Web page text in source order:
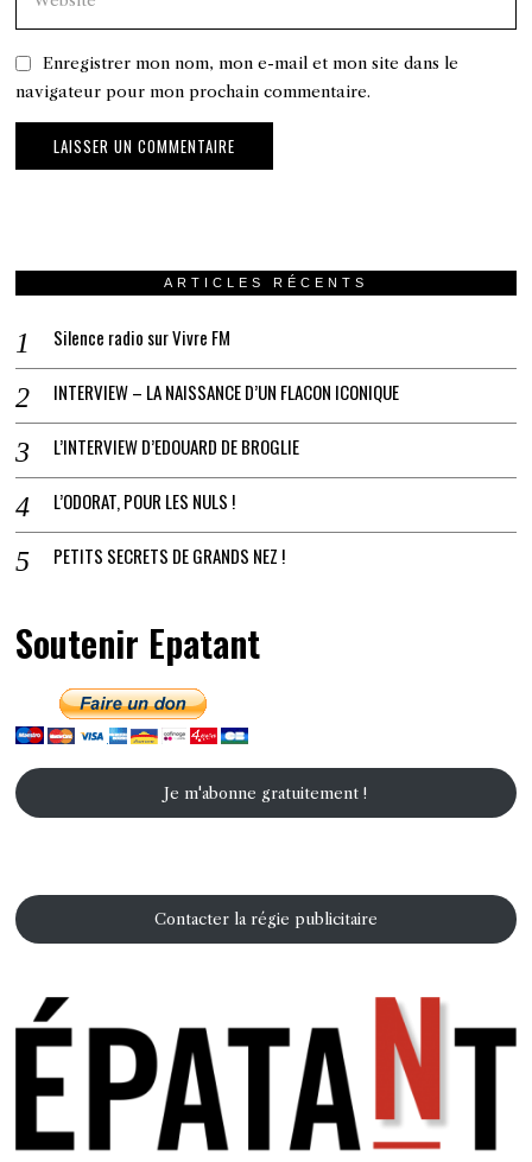
Enregistrer mon nom, mon e-mail et mon site dans le
navigateur pour mon prochain commentaire.
ARTICLES RÉCENTS
Silence radio sur Vivre FM
INTERVIEW – LA NAISSANCE D’UN FLACON ICONIQUE
L’INTERVIEW D’EDOUARD DE BROGLIE
L’ODORAT, POUR LES NULS !
PETITS SECRETS DE GRANDS NEZ !
Soutenir Epatant
Je m'abonne gratuitement !
Contacter la régie publicitaire